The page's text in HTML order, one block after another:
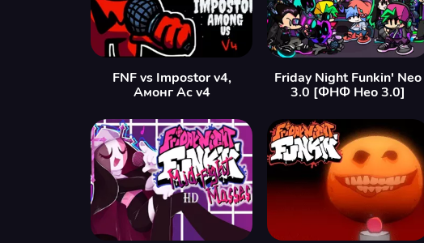
FNF vs Impostor v4,
Амонг Ас v4
Friday Night Funkin' Neo
3.0 [ФНФ Нео 3.0]